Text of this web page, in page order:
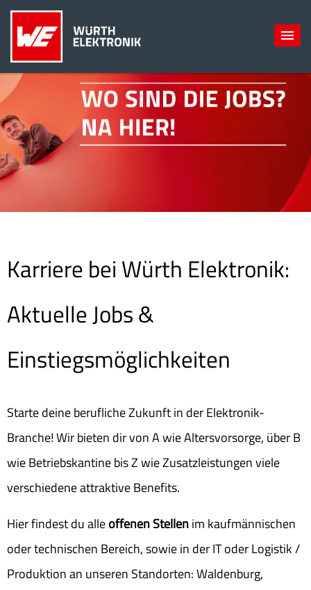
Karriere bei Würth Elektronik:
Aktuelle Jobs &
Einstiegsmöglichkeiten
Starte deine berufliche Zukunft in der Elektronik-
Branche! Wir bieten dir von A wie Altersvorsorge, über B
wie Betriebskantine bis Z wie Zusatzleistungen viele
verschiedene attraktive Benefits.
Hier findest du alleoffenen Stellenim kaufmännischen
oder technischen Bereich, sowie in der IT oder Logistik /
Produktion an unseren Standorten: Waldenburg,